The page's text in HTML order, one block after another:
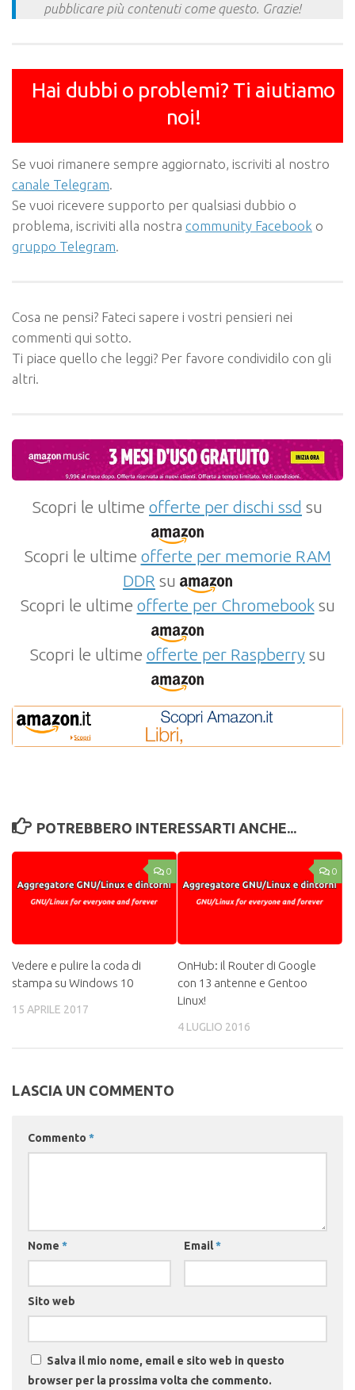
pubblicare più contenuti come questo. Grazie!
Hai dubbi o problemi? Ti aiutiamo
noi!
Se vuoi rimanere sempre aggiornato, iscriviti al nostro
canale Telegram.
Se vuoi ricevere supporto per qualsiasi dubbio o
problema, iscriviti alla nostra community Facebook o
gruppo Telegram.
Cosa ne pensi? Fateci sapere i vostri pensieri nei
commenti qui sotto.
Ti piace quello che leggi? Per favore condividilo con gli
altri.
Scopri le ultime offerte per dischi ssd su
Scopri le ultime offerte per memorie RAM
DDR su
Scopri le ultime offerte per Chromebooksu
Scopri le ultime offerte per Raspberrysu
POTREBBERO INTERESSARTI ANCHE...
0
Vedere e pulire la coda di
stampa su Windows 10
15 APRILE 2017
0
OnHub: il Router di Google
con 13 antenne e Gentoo
Linux!
4 LUGLIO 2016
LASCIA UN COMMENTO
Commento *
Nome * Email*
Sito web
Salva il mio nome, email e sito web in questo
browser per la prossima volta che commento.